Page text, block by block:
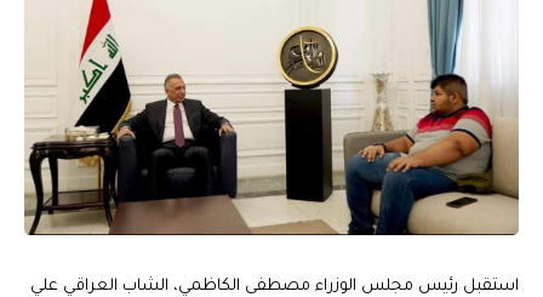
استقبل رئيس مجلس الوزراء مصطفى الكاظمي، الشاب العراقي علي